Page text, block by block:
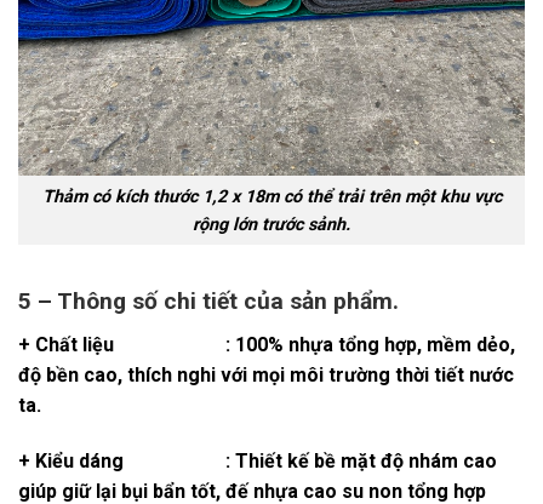
Thảm có kích thước 1,2 x 18m có thể trải trên một khu vực
rộng lớn trước sảnh.
5 – Thông số chi tiết của sản phẩm.
+ Chất liệu : 100% nhựa tổng hợp, mềm dẻo,
độ bền cao, thích nghi với mọi môi trường thời tiết nước
ta.
+ Kiểu dáng : Thiết kế bề mặt độ nhám cao
giúp giữ lại bụi bẩn tốt, đế nhựa cao su non tổng hợp